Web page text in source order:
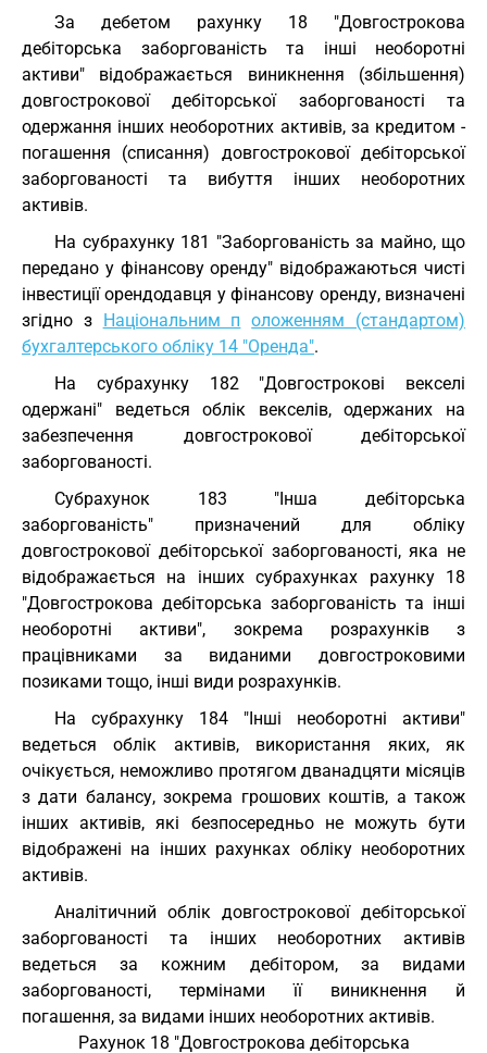
За дебетом рахунку 18 "Довгострокова
дебіторська заборгованість та інші необоротні
активи" відображається виникнення (збільшення)
довгострокової дебіторської заборгованості та
одержання інших необоротних активів, за кредитом -
погашення (списання) довгострокової дебіторської
заборгованості та вибуття інших необоротних
активів.
На субрахунку 181 "Заборгованість за майно, що
передано у фінансову оренду" відображаються чисті
інвестиції орендодавця у фінансову оренду, визначені
згідно з Національним п оложенням (стандартом)
бухгалтерського обліку 14 "Оренда".
На субрахунку 182 "Довгострокові векселі
одержані" ведеться облік векселів, одержаних на
забезпечення довгострокової дебіторської
заборгованості.
Субрахунок 183 "Інша дебіторська
заборгованість" призначений для обліку
довгострокової дебіторської заборгованості, яка не
відображається на інших субрахунках рахунку 18
"Довгострокова дебіторська заборгованість та інші
необоротні активи", зокрема розрахунків з
працівниками за виданими довгостроковими
позиками тощо, інші види розрахунків.
На субрахунку 184 "Інші необоротні активи"
ведеться облік активів, використання яких, як
очікується, неможливо протягом дванадцяти місяців
з дати балансу, зокрема грошових коштів, а також
інших активів, які безпосередньо не можуть бути
відображені на інших рахунках обліку необоротних
активів.
Аналітичний облік довгострокової дебіторської
заборгованості та інших необоротних активів
ведеться за кожним дебітором, за видами
заборгованості, термінами її виникнення й
погашення, за видами інших необоротних активів.
Рахунок 18 "Довгострокова дебіторська